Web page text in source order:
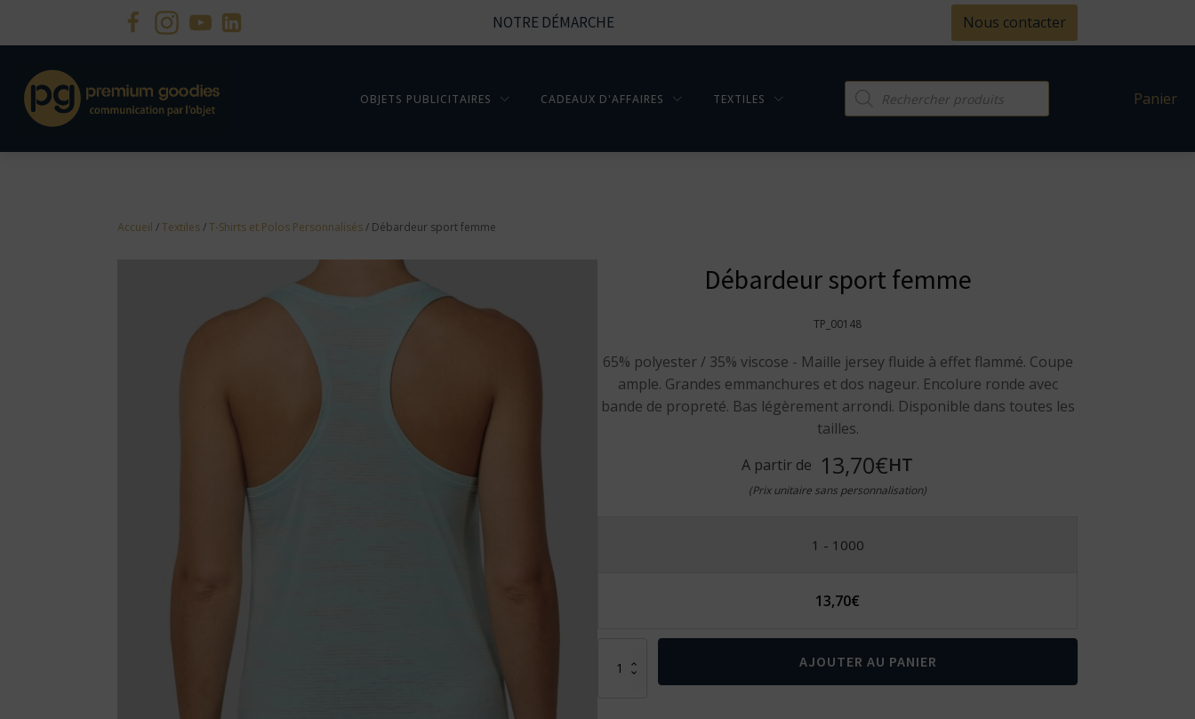
NOTRE DÉMARCHE Nous contacter
OBJETS PUBLICITAIRES CADEAUX D'AFFAIRES TEXTILES
Recherche
Panier
Accueil /Textiles/T-Shirts et Polos Personnalisés/ Débardeur sport femme
Débardeur sport femme
TP_00148
65% polyester / 35% viscose - Maille jersey fluide à effet flammé. Coupe
ample. Grandes emmanchures et dos nageur. Encolure ronde avec
bande de propreté. Bas légèrement arrondi. Disponible dans toutes les
tailles.
A partir de 13,70€HT
(Prix unitaire sans personnalisation)
1 - 1000
13,70€
AJOUTER AU PANIER